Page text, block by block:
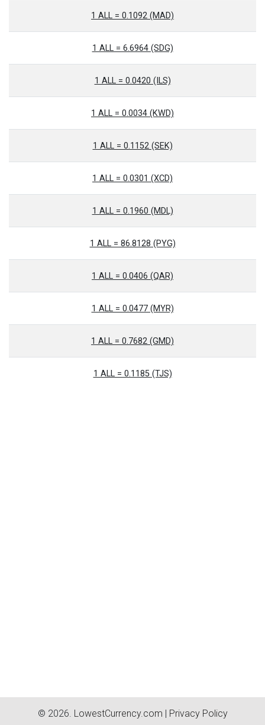
1 ALL = 0.1092 (MAD)
1 ALL = 6.6964 (SDG)
1 ALL = 0.0420 (ILS)
1 ALL = 0.0034 (KWD)
1 ALL = 0.1152 (SEK)
1 ALL = 0.0301 (XCD)
1 ALL = 0.1960 (MDL)
1 ALL = 86.8128 (PYG)
1 ALL = 0.0406 (QAR)
1 ALL = 0.0477 (MYR)
1 ALL = 0.7682 (GMD)
1 ALL = 0.1185 (TJS)
© 2026. LowestCurrency.com | Privacy Policy